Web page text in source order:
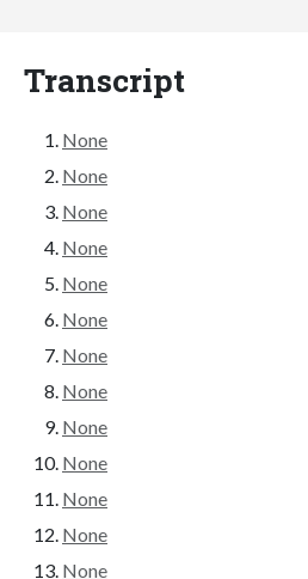
Transcript
None
None
None
None
None
None
None
None
None
None
None
None
None